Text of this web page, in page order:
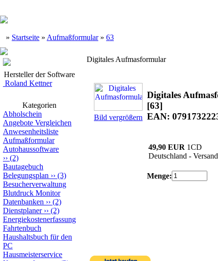
» Startseite » Aufmaßformular» 63
Hersteller der Software
Roland Kettner
Kategorien
Abholschein
Angebote Vergleichen
Anwesenheitsliste
Aufmaßformular
Autohaussoftware
›› (2)
Bautagebuch
Belegungsplan ›› (3)
Besucherverwaltung
Blutdruck Monitor
Datenbanken ›› (2)
Dienstplaner›› (2)
Energiekostenerfassung
Fahrtenbuch
Haushaltsbuch für den
PC
Hausmeisterservice
Digitales Aufmasformular
Bild vergrößern
Digitales
[63]
EAN:
49,90 EUR 1CD
Deutschland -
Menge: